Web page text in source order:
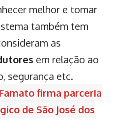
melhor e tomar
também tem
as
em relação ao
segurança etc.
firma parceria
de São José dos